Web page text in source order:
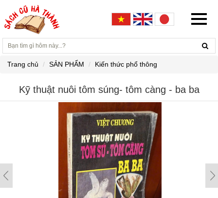
Trang chủ SẢN PHẨM Kiến thức phổ thông
Kỹ thuật nuôi tôm súng- tôm càng - ba ba